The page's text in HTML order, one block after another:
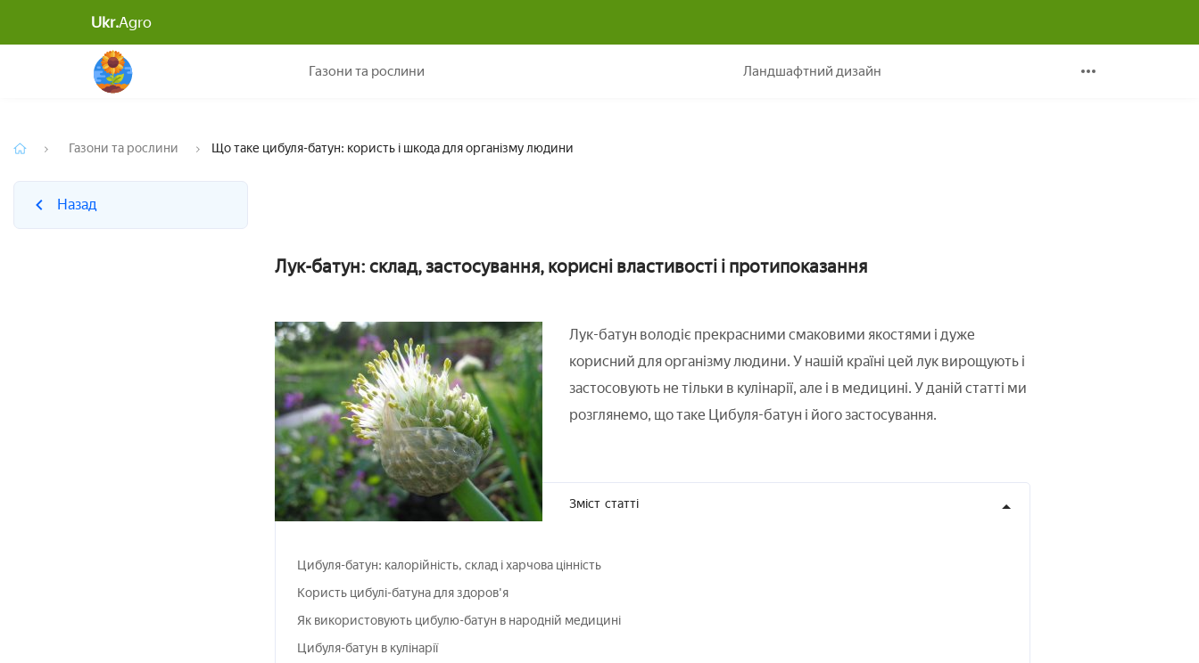
Ukr.Agro
Газони та рослини Ландшафтний дизайн
Назад
Газони та рослини Що таке цибуля-батун: користь і шкода для організму людини
Назад
Лук-батун: склад, застосування, корисні властивості і протипоказання
Лук-батун володіє прекрасними смаковими якостями і дуже
корисний для організму людини. У нашій країні цей лук вирощують і
застосовують не тільки в кулінарії, але і в медицині. У даній статті ми
розглянемо, що таке Цибуля-батун і його застосування.
Зміст статті
Цибуля-батун: калорійність, склад і харчова цінність
Користь цибулі-батуна для здоров'я
Як використовують цибулю-батун в народній медицині
Цибуля-батун в кулінарії